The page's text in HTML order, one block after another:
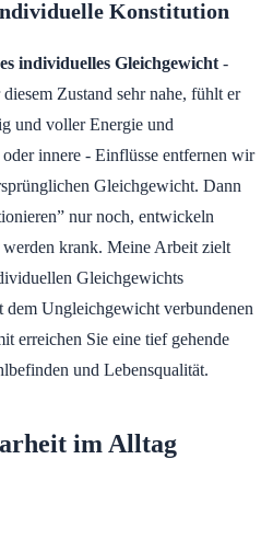
Konstitution
individuelles Gleichgewicht -
Zustand sehr nahe, fühlt er
und voller Energie und
innere - Einflüsse entfernen wir
Gleichgewicht. Dann
nur noch, entwickeln
krank. Meine Arbeit zielt
Gleichgewichts
dem Ungleichgewicht verbundenen
erreichen Sie eine tief gehende
und Lebensqualität.
im Alltag